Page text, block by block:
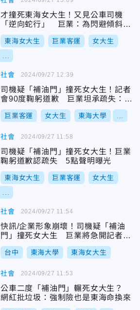
才撞死東海女大生！又見公車司機
「逆向蛇行」 巨業：為閃避傾斜樹
枝
東海女大生 巨業客運 女大生
社會
司機疑「補油門」撞死女大生！記者
會90度鞠躬道歉 巨業坦承疏失：未
掌握資料
巨業客運 女大生 東海大學
2024/09/27 12:39
社會
司機疑「補油門」撞死女大生！巨業
鞠躬道歉認疏失 5點聲明曝光
東海女大生 巨業客運 女大生
2024/09/27 11:58
社會
快訊/企業形象崩壞！司機疑「補油
門」撞死女大生 巨業將急開記者會
說明
台中 東海大學 東海女大生
2024/09/27 11:54
社會
公車二度「補油門」輾死女大生？
網紅批垃圾：強制險也是東海命換來
2024/09/27 11:53